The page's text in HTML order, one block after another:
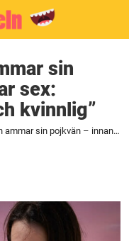
sin
sex:
kvinnlig”
Tvåbarnsmamman ammar sin pojkvän – innan de har sex: ”Känner mig sexig och kvinnlig”